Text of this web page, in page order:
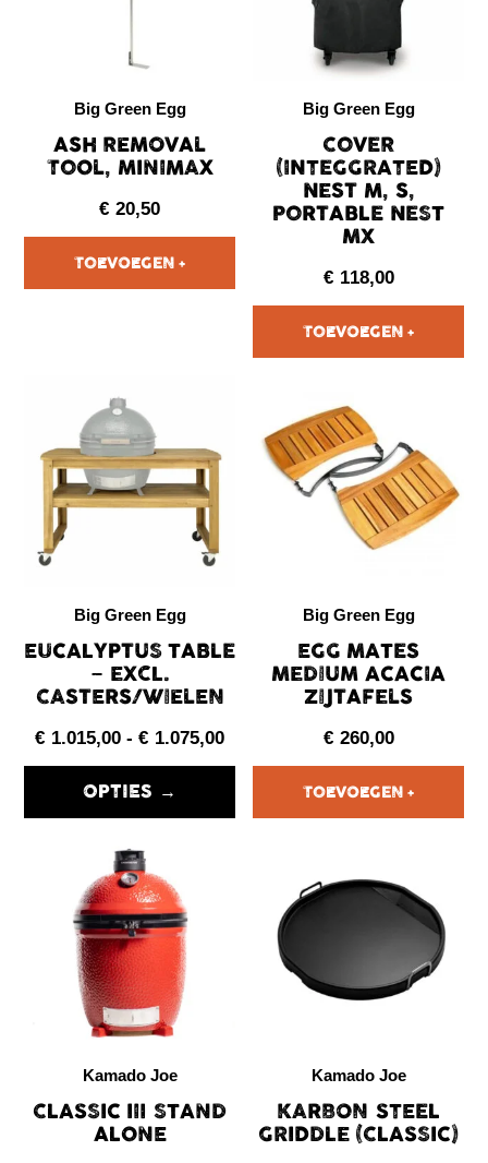
Big Green Egg
ASH REMOVAL
TOOL, MINIMAX
€ 20,50
Big Green Egg
COVER
(INTEGGRATED)
NEST M, S,
PORTABLE NEST
MX
€ 118,00
Big Green Egg
EUCALYPTUS TABLE
– EXCL.
CASTERS/WIELEN
€ 1.015,00 - € 1.075,00
OPTIES →
Big Green Egg
EGG MATES
MEDIUM ACACIA
ZIJTAFELS
€ 260,00
Kamado Joe
CLASSIC III STAND
ALONE
Kamado Joe
KARBON STEEL
GRIDDLE (CLASSIC)